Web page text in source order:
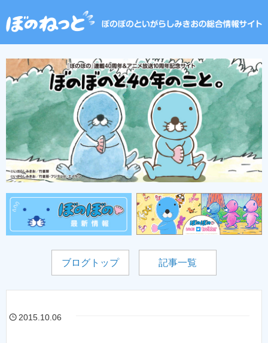
ブログトップ 記事一覧
2015.10.06